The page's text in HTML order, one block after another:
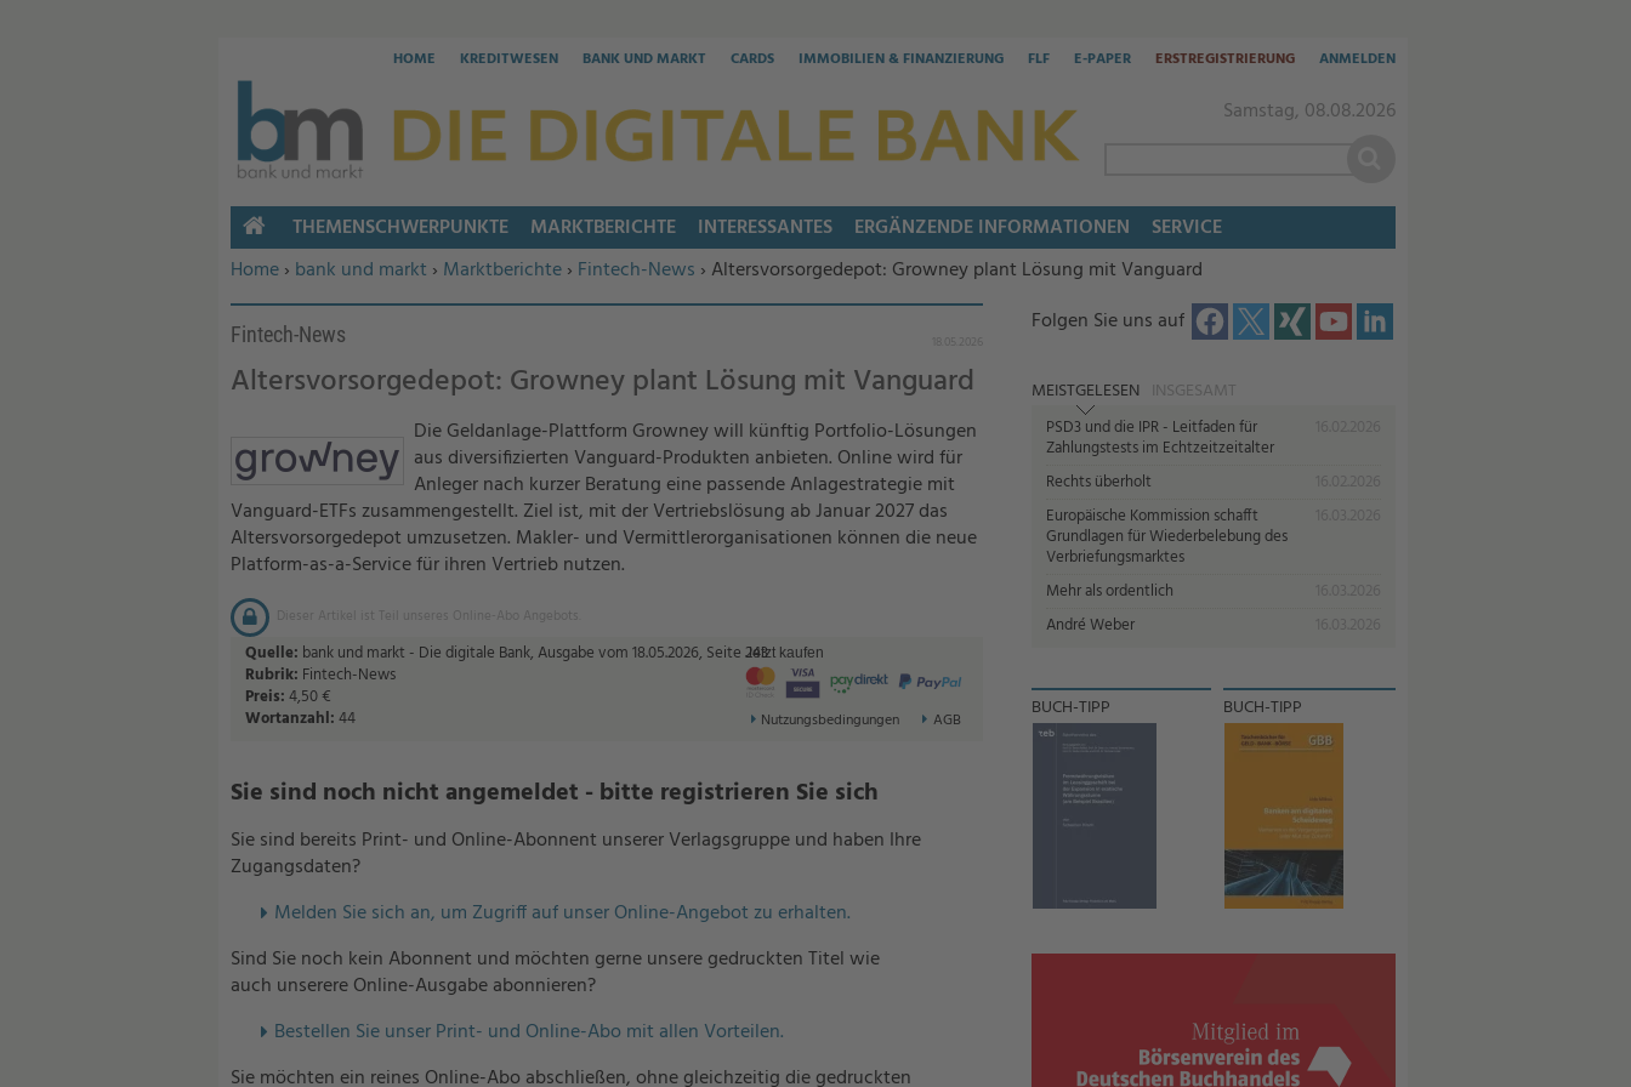
Samstag, 08.08.2026
HOME KREDITWESEN BANK UND MARKT CARDS IMMOBILIEN & FINANZIERUNG FLF E-PAPER ERSTREGISTRIERUNG ANMELDEN
Sie befinden sich hier:
Home› bank und markt › Marktberichte› Fintech-News › Altersvorsorgedepot: Growney plant Lösung mit Vanguard
Fintech-News
Altersvorsorgedepot: Growney plant Lösung mit Vanguard
Die Geldanlage-Plattform Growney will künftig Portfolio-Lösungen
aus diversifizierten Vanguard-Produkten anbieten. Online wird für
Anleger nach kurzer Beratung eine passende Anlagestrategie mit
Vanguard-ETFs zusammengestellt. Ziel ist, mit der Vertriebslösung ab Januar 2027 das
Altersvorsorgedepot umzusetzen. Makler- und Vermittlerorganisationen können die neue
Platform-as-a-Service für ihren Vertrieb nutzen.
Dieser Artikel ist Teil unseres Online-Abo Angebots.
Quelle: bank und markt - Die digitale Bank, Ausgabe vom 18.05.2026, Seite 243
Rubrik: Fintech-News
Preis:4,50 €
Wortanzahl:44
Jetzt kaufen
Nutzungsbedingungen AGB
Sie sind noch nicht angemeldet - bitte registrieren Sie sich
Sie sind bereits Print- und Online-Abonnent unserer Verlagsgruppe und haben Ihre
Zugangsdaten?
Melden Sie sich an, um Zugriff auf unser Online-Angebot zu erhalten.
Sind Sie noch kein Abonnent und möchten gerne unsere gedruckten Titel wie
auch unserere Online-Ausgabe abonnieren?
Bestellen Sie unser Print- und Online-Abo mit allen Vorteilen.
Sie möchten ein reines Online-Abo abschließen, ohne gleichzeitig die gedruckten
Folgen Sie uns auf
MEISTGELESEN INSGESAMT
PSD3 und die IPR - Leitfaden für
Zahlungstests im Echtzeitzeitalter
Rechts überholt
Europäische Kommission schafft
Grundlagen für Wiederbelebung des
Verbriefungsmarktes
Mehr als ordentlich
André Weber
BUCH-TIPP BUCH-TIPP
HOME
THEMENSCHWERPUNKTE MARKTBERICHTE INTERESSANTES ERGÄNZENDE INFORMATIONEN SERVICE